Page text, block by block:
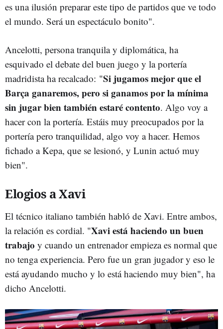
es una ilusión preparar este tipo de partidos que ve todo
el mundo. Será un espectáculo bonito".
Ancelotti, persona tranquila y diplomática, ha
esquivado el debate del buen juego y la portería
madridista ha recalcado: "Si jugamos mejor que el
Barça ganaremos, pero si ganamos por la mínima
sin jugar bien también estaré contento. Algo voy a
hacer con la portería. Estáis muy preocupados por la
portería pero tranquilidad, algo voy a hacer. Hemos
fichado a Kepa, que se lesionó, y Lunin actuó muy
bien".
Elogios a Xavi
El técnico italiano también habló de Xavi. Entre ambos,
la relación es cordial. "Xavi está haciendo un buen
trabajo y cuando un entrenador empieza es normal que
no tenga experiencia. Pero fue un gran jugador y eso le
está ayudando mucho y lo está haciendo muy bien", ha
dicho Ancelotti.